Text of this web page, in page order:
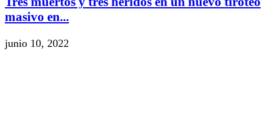
masivo en...
junio 10, 2022